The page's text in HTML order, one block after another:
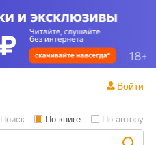
Поиск: По книге По автору
Войти